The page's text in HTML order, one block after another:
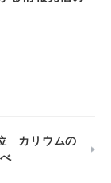
カリウムの